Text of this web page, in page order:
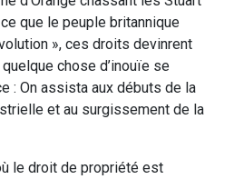
que le peuple britannique
», ces droits devinrent
chose d’inouïe se
: On assista aux débuts de la
et au surgissement de la
le droit de propriété est